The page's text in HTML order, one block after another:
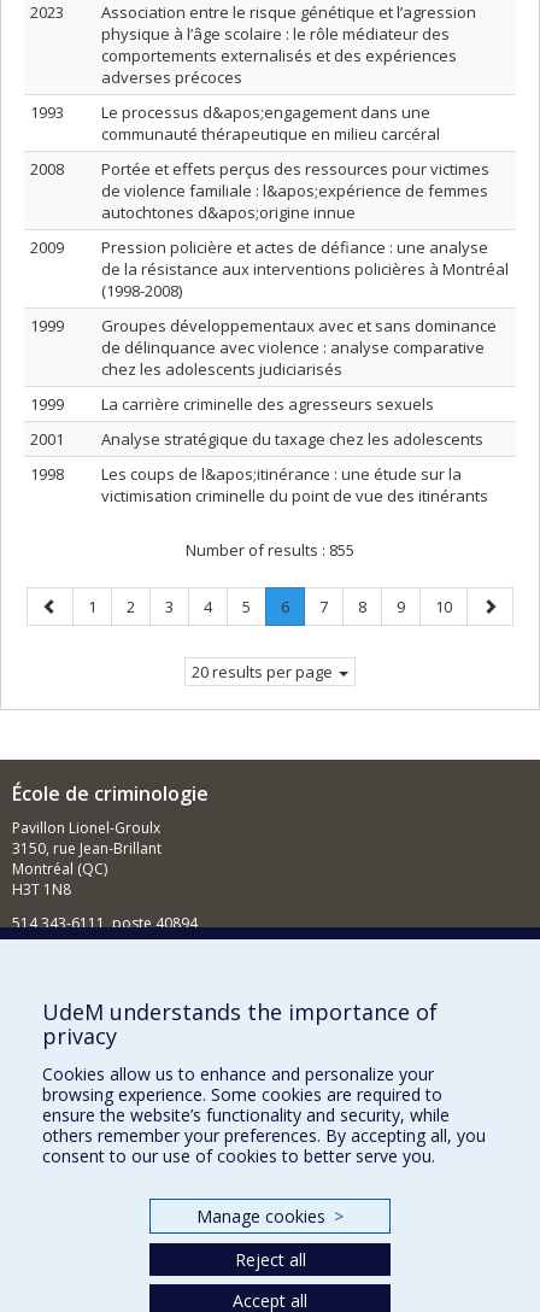
2023
Association entre le risque génétique et l’agression
physique à l’âge scolaire : le rôle médiateur des
comportements externalisés et des expériences
adverses précoces
1993
Le processus d&apos;engagement dans une
communauté thérapeutique en milieu carcéral
2008
Portée et effets perçus des ressources pour victimes
de violence familiale : l&apos;expérience de femmes
autochtones d&apos;origine innue
2009
Pression policière et actes de défiance : une analyse
de la résistance aux interventions policières à Montréal
(1998-2008)
1999
Groupes développementaux avec et sans dominance
de délinquance avec violence : analyse comparative
chez les adolescents judiciarisés
1999
La carrière criminelle des agresseurs sexuels
2001
Analyse stratégique du taxage chez les adolescents
1998
Les coups de l&apos;itinérance : une étude sur la
victimisation criminelle du point de vue des itinérants
Number of results : 855
Previous
page
Page
1 Page
2 Page
3 Page
4 Page
5 Page
6.
Current
Page
7 Page
8 Page
9 Page
10
Next
page
20 results per page
École de criminologie
Pavillon Lionel-Groulx
3150, rue Jean-Brillant
Montréal (QC)
H3T 1N8
514 343-6111, poste 40894
Comment soutenir l'École?
BESOIN D'AIDE?
Plan du site
Signaler une erreur
Accessibilité
Nos départements et écoles
UdeM understands the importance of
privacy
Cookies allow us to enhance and personalize your
browsing experience. Some cookies are required to
ensure the website’s functionality and security, while
others remember your preferences. By accepting all, you
consent to our use of cookies to better serve you.
Manage cookies >
Reject all
Accept all